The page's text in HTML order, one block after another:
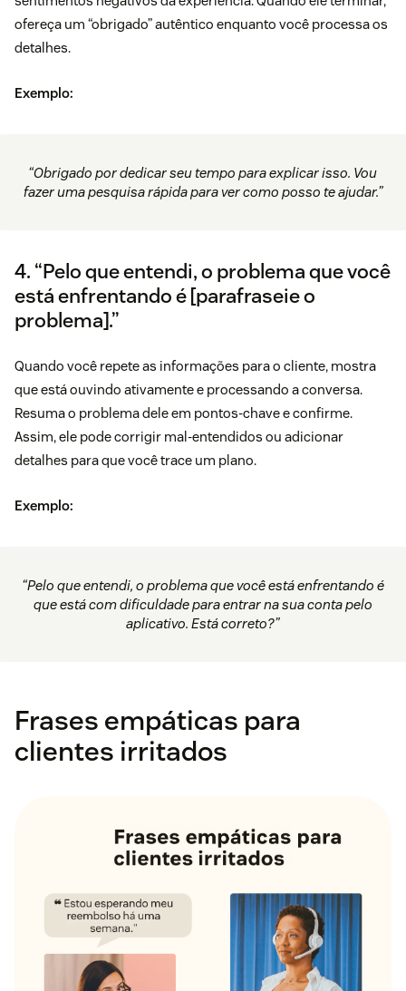
ofereça um “obrigado” autêntico enquanto você processa os
detalhes.
Exemplo:
“Obrigado por dedicar seu tempo para explicar isso. Vou
fazer uma pesquisa rápida para ver como posso te ajudar.”
4. “Pelo que entendi, o problema que você
está enfrentando é [parafraseie o
problema].”
Quando você repete as informações para o cliente, mostra
que está ouvindo ativamente e processando a conversa.
Resuma o problema dele em pontos-chave e confirme.
Assim, ele pode corrigir mal-entendidos ou adicionar
detalhes para que você trace um plano.
Exemplo:
“Pelo que entendi, o problema que você está enfrentando é
que está com dificuldade para entrar na sua conta pelo
aplicativo. Está correto?”
Frases empáticas para
clientes irritados